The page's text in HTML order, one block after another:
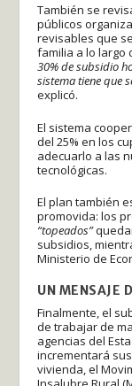
También se
públicos
revisables que
familia a lo largo
30% de subsidio
sistema tiene que
explicó.
El sistema
del 25% en los
adecuarlo a las
tecnológicas.
El plan también
promovida: los
“topeados”
subsidios,
Ministerio de
UN MENSAJE
Finalmente, el
de trabajar de
agencias del
incrementará
vivienda, el